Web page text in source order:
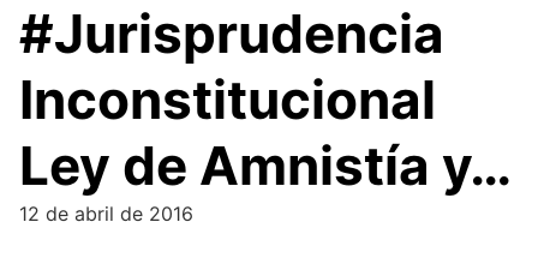
#Jurisprudencia
Inconstitucional
Ley de Amnistía y…
12 de abril de 2016